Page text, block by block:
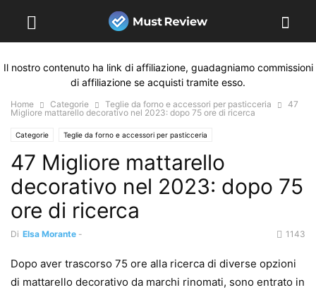
Il nostro contenuto ha link di affiliazione, guadagniamo commissioni
di affiliazione se acquisti tramite esso.
Home Categorie Teglie da forno e accessori per pasticceria
47
Migliore mattarello decorativo nel 2023: dopo 75 ore di ricerca
Categorie Teglie da forno e accessori per pasticceria
47 Migliore mattarello
decorativo nel 2023: dopo 75
ore di ricerca
Di Elsa Morante - 1143
Dopo aver trascorso 75 ore alla ricerca di diverse opzioni
di mattarello decorativo da marchi rinomati, sono entrato in